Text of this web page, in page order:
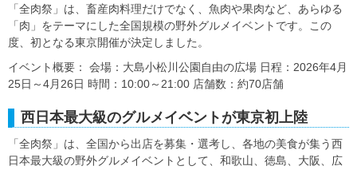
「全肉祭」は、畜産肉料理だけでなく、魚肉や果肉など、あらゆる
「肉」をテーマにした全国規模の野外グルメイベントです。この
度、初となる東京開催が決定しました。
イベント概要： 会場：大島小松川公園自由の広場 日程：2026年4月
25日～4月26日 時間：10:00～21:00 店舗数：約70店舗
西日本最大級のグルメイベントが東京初上陸
「全肉祭」は、全国から出店を募集・選考し、各地の美食が集う西
日本最大級の野外グルメイベントとして、和歌山、徳島、大阪、広